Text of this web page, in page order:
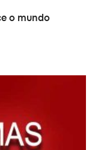
o mundo